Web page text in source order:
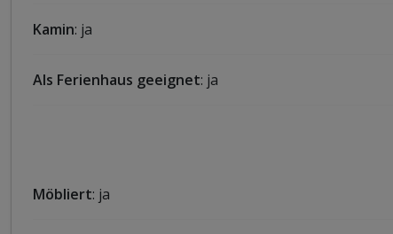
Kamin: ja
Als Ferienhaus geeignet: ja
Möbliert: ja